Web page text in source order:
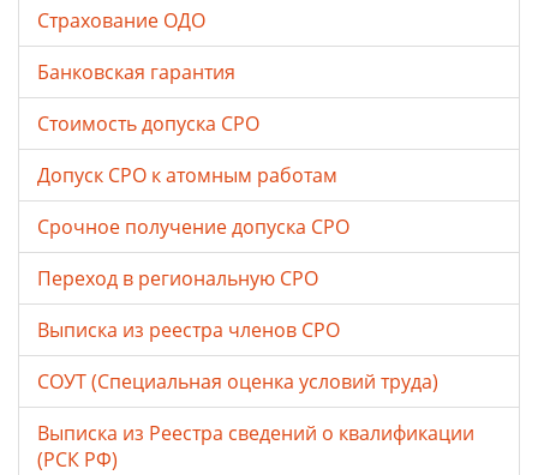
Страхование ОДО
Банковская гарантия
Стоимость допуска СРО
Допуск СРО к атомным работам
Срочное получение допуска СРО
Переход в региональную СРО
Выписка из реестра членов СРО
СОУТ (Специальная оценка условий труда)
Выписка из Реестра сведений о квалификации
(РСК РФ)